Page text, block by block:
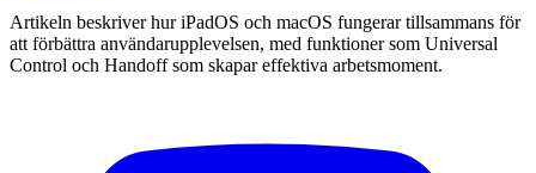
Artikeln beskriver hur iPadOS och macOS fungerar tillsammans för
att förbättra användarupplevelsen, med funktioner som Universal
Control och Handoff som skapar effektiva arbetsmoment.